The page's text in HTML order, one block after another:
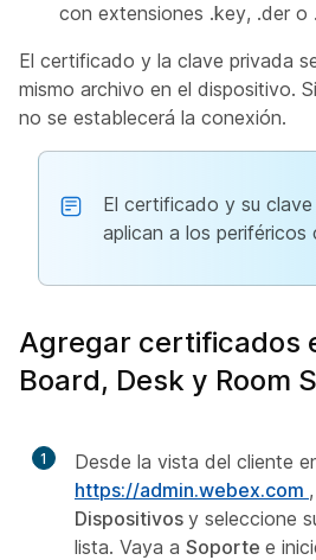
con extensiones .key, .der o
El certificado y la clave privada
mismo archivo en el dispositivo.
no se establecerá la conexión.
El certificado y su
aplican a los periféricos
Agregar certificados
Board, Desk y Room
1
Desde la vista del cliente
https://admin.webex.com
Dispositivos y seleccione
lista. Vaya a Soporte e